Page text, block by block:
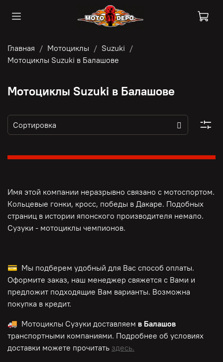
Главная Мотоциклы
Suzuki
Мотоциклы Suzuki в Балашове
Мотоциклы Suzuki в Балашове
Имя этой компании неразрывно связано с мотоспортом.
Кольцевые гонки, кросс, победы в Дакаре. Подобных
страниц в истории японского производителя немало.
Сузуки - мотоциклы чемпионов.
💳 Мы подберем удобный для Вас способ оплаты.
Оформите заказ, наш менеджер свяжется с Вами и
предложит подходящие Вам варианты. Возможна
покупка в кредит.
🚚 Мотоциклы Сузуки доставляем в Балашов
транспортными компаниями. Подробнее об условиях
доставки можете прочитать здесь.